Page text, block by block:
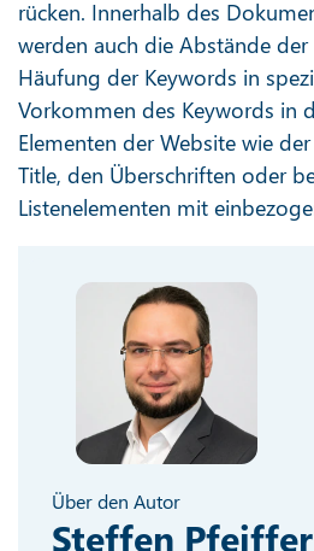
rücken. Innerhalb des
werden auch die Abstände
Häufung der Keywords in
Vorkommen des Keywords in
Elementen der Website wie
Title, den Überschriften oder
Listenelementen mit
Über den Autor
Steffen Pfeiffer